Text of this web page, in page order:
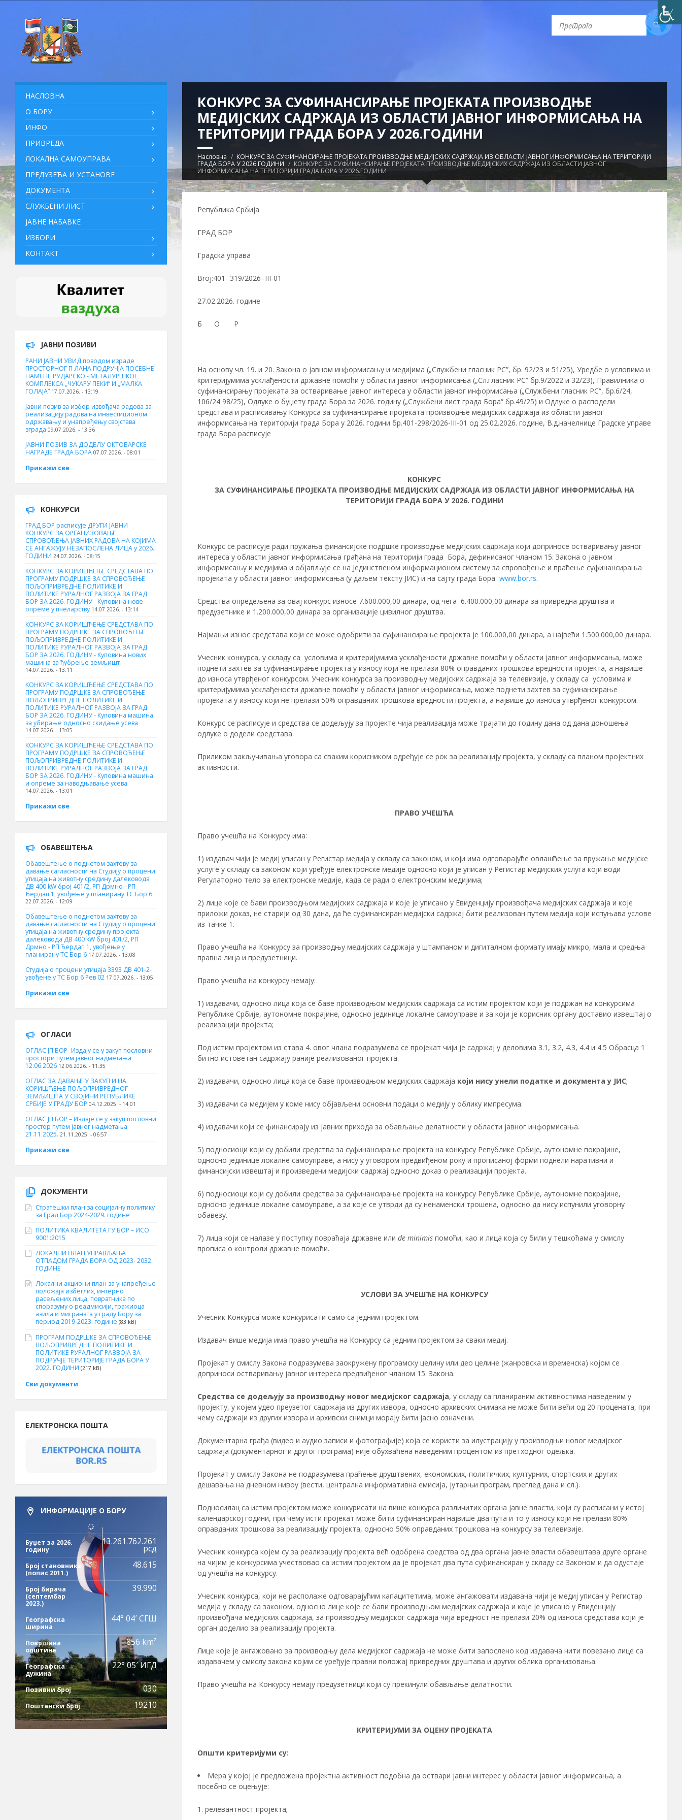
КОНКУРС ЗА СУФИНАНСИРАЊЕ ПРОJЕКАТА ПРОИЗВОДЊЕ
МЕДИЈСКИХ САДРЖАЈА ИЗ ОБЛАСТИ JАВНОГ ИНФОРМИСАЊА НА
ТЕРИТОРИЈИ ГРАДА БОРА У 2026.ГОДИНИ
Насловна
КОНКУРС ЗА СУФИНАНСИРАЊЕ ПРОJЕКАТА ПРОИЗВОДЊЕ МЕДИЈСКИХ САДРЖАЈА ИЗ ОБЛАСТИ JАВНОГ ИНФОРМИСАЊА НА ТЕРИТОРИЈИ
ГРАДА БОРА У 2026.ГОДИНИ
КОНКУРС ЗА СУФИНАНСИРАЊЕ ПРОJЕКАТА ПРОИЗВОДЊЕ МЕДИЈСКИХ САДРЖАЈА ИЗ ОБЛАСТИ JАВНОГ
ИНФОРМИСАЊА НА ТЕРИТОРИЈИ ГРАДА БОРА У 2026.ГОДИНИ
Република Србија
ГРАД БОР
Градска управа
Broj:401- 319/2026–III-01
27.02.2026. године
Б O Р
На основу чл. 19. и 20. Закона о јавном информисању и медијима („Службени гласник РС”, бр. 92/23 и 51/25), Уредбе о условима и
критеријумима усклађености државне помоћи у области јавног информисања („Сл.гласник РС“ бр.9/2022 и 32/23), Правилника о
суфинансирању пројеката за остваривање јавног интереса у области јавног информисања („Службени гласник РС“, бр.6/24,
106/24 98/25), Одлуке о буџету града Бора за 2026. годину („Службени лист града Бора“ бр.49/25) и Одлуке о расподели
средстава и расписивању Конкурса за суфинансирање пројеката производње медијских садржаја из области јавног
информисања на територији града Бора у 2026. години бр.401-298/2026-III-01 oд 25.02.2026. године, В.д.начелнице Градске управе
града Бора расписује
КОНКУРС
ЗА СУФИНАНСИРАЊЕ ПРОJЕКАТА ПРОИЗВОДЊЕ МЕДИЈСКИХ САДРЖАЈА ИЗ ОБЛАСТИ JАВНОГ ИНФОРМИСАЊА НА
ТЕРИТОРИЈИ ГРАДА БОРА У 2026. ГОДИНИ
Конкурс се расписује ради пружања финансијске подршке производње медијских садржаја који доприносе остваривању јавног
интереса у области јавног информисања грађана на територији града Бора, дефинисаног чланом 15. Закона о јавном
информисању и медијима и објављује се на Јединственом информационом систему за спровођење и праћење суфинансирања
пројеката у области јавног информисања (у даљем тексту ЈИС) и на сајту града Бора www.bor.rs.
Средства опредељена за овај конкурс износе 7.600.000,00 динара, од чега 6.400.000,00 динара за привредна друштва и
предузетнике и 1.200.000,00 динара за организације цивилног друштва.
Најмањи износ средстава који се може одобрити за суфинансирање пројекта је 100.000,00 динара, а највећи 1.500.000,00 динара.
Учесник конкурса, у складу са условима и критеријумима усклађености државне помоћи у области јавног информисања, може
поднети захтев за суфинансирање пројекта у износу који не прелази 80% оправданих трошкова вредности пројекта, а највише
до износа утврђеног конкурсом. Учесник конкурса за производњу медијских садржаја за телевизије, у складу са условима и
критеријумима усклађености државне помоћи у области јавног информисања, може поднети захтев за суфинансирање
пројеката у износу који не прелази 50% оправданих трошкова вредности пројекта, а највише до износа утврђеног конкурсом.
Конкурс се расписује и средства се додељују за пројекте чија реализација може трајати до годину дана од дана доношења
одлуке о додели средстава.
Приликом закључивања уговора са сваким корисником одређује се рок за реализацију пројекта, у складу са планом пројектних
активности.
ПРАВО УЧЕШЋА
Право учешћа на Конкурсу има:
1) издавач чији је медиј уписан у Регистар медија у складу са законом, и који има одговарајуће овлашћење за пружање медијске
услуге у складу са законом који уређује електронске медије односно који је уписан у Регистар медијских услуга који води
Регулаторно тело за електронске медије, када се ради о електронским медијима;
2) лице које се бави производњом медијских садржаја и које je уписано у Евиденцију произвођача медијских садржаја и које
приложи доказ, не старији од 30 дана, да ће суфинансиран медијски садржај бити реализован путем медија који испуњава услове
из тачке 1.
Право учешћа на Конкурсу за производњу медијских садржаја у штампаном и дигиталном формату имају микро, мала и средња
правна лица и предузетници.
Право учешћа на конкурсу немају:
1) издавачи, односно лица која се баве производњом медијских садржаја са истим пројектом који је подржан на конкурсима
Републике Србије, аутономне покрајине, односно јединице локалне самоуправе и за који је корисник органу доставио извештај о
реализацији пројекта;
Под истим пројектом из става 4. овог члана подразумева се пројекат чији је садржај у деловима 3.1, 3.2, 4.3, 4.4 и 4.5 Обрасца 1
битно истоветан садржају раније реализованог пројекта.
2) издавачи, односно лица која се баве производњом медијских садржаја који нису унели податке и документа у ЈИС;
3) издавачи са медијем у коме нису објављени основни подаци о медију у облику импресума.
4) издавачи који се финансирају из јавних прихода за обављање делатности у области јавног информисања.
5) подносиоци који су добили средства за суфинансирање пројекта на конкурсу Републике Србије, аутономне покрајине,
односно јединице локалне самоуправе, а нису у уговором предвиђеном року и прописаној форми поднели наративни и
финансијски извештај и произведени медијски садржај односно доказ о реализацији пројекта.
6) подносиоци који су добили средства за суфинансирање пројекта на конкурсу Републике Србије, аутономне покрајине,
односно јединице локалне самоуправе, а за које се утврди да су ненаменски трошена, односно да нису испунили уговорну
обавезу.
7) лица који се налазe у поступку повраћаја државне или de minimisпомоћи, као и лица која су били у тешкоћама у смислу
прописа о контроли државне помоћи.
УСЛОВИ ЗА УЧЕШЋЕ НА КОНКУРСУ
Учесник Конкурса може конкурисати само са jедним проjектом.
Издавач више медија има право учешћа на Конкурсу са једним пројектом за сваки медиј.
Пројекат у смислу Закона подразумева заокружену програмску целину или део целине (жанровска и временска) којом се
доприноси остваривању јавног интереса предвиђеног чланом 15. Закона.
Средства се додељују за производњу новог медијског садржаја, у складу са планираним активностима наведеним у
пројекту, у којем удео преузетог садржаја из других извора, односно архивских снимака не може бити већи од 20 процената, при
чему садржаји из других извора и архивски снимци морају бити јасно означени.
Документарна грађа (видео и аудио записи и фотографије) која се користи за илустрацију у производњи новог медијског
садржаја (документарног и другог програма) није обухваћена наведеним процентом из претходног одељка.
Пројекат у смислу Закона не подразумева праћење друштвених, економских, политичких, културних, спортских и других
дешавања на дневном нивоу (вести, централна информативна емисија, јутарњи програм, преглед дана и сл.).
Подносилац са истим пројектом може конкурисати на више конкурса различитих органа јавне власти, који су расписани у истој
календарској години, при чему исти пројекат може бити суфинансиран највише два пута и то у износу који не прелази 80%
оправданих трошкова за реализацију пројекта, односно 50% оправданих трошкова на конкурсу за телевизије.
Учесник конкурса којем су за реализацију пројекта већ одобрена средства од два органа јавне власти обавештава друге органе
на чијим је конкурсима учествовао са истим пројектом да је пројекат два пута суфинансиран у складу са Законом и да одустаје
од учешћа на конкурсу.
Учесник конкурса, који не располаже одговарајућим капацитетима, може ангажовати издавача чији је медиј уписан у Регистар
медија у складу са законом, односно лице које се бави производњом медијских садржаја и које је уписано у Евиденцију
произвођача медијских садржаја, за производњу медијског садржаја чија вредност не прелази 20% од износа средстава који је
орган доделио за реализацију пројекта.
Лице које је ангажовано за производњу дела медијског садржаја не може бити запослено код издавача нити повезано лице са
издавачем у смислу закона којим се уређује правни положај привредних друштава и других облика организовања.
Право учешћа на Конкурсу немају предузетници који су прекинули обављање делатности.
КРИТЕРИЈУМИ ЗА ОЦЕНУ ПРОЈЕКАТА
Општи критеријуми су:
Мера у којој је предложена пројектна активност подобна да оствари јавни интерес у области јавног информисања, а
посебно се оцењује:
релевантност пројекта;
НАСЛОВНА
О БОРУ
ИНФО
ПРИВРЕДА
ЛОКАЛНА САМОУПРАВА
ПРЕДУЗЕЋА И УСТАНОВЕ
ДОКУМЕНТА
СЛУЖБЕНИ ЛИСТ
ЈАВНЕ НАБАВКЕ
ИЗБОРИ
КОНТАКТ
ЈАВНИ ПОЗИВИ
РАНИ ЈАВНИ УВИД поводом израде
ПРОСТОРНОГ П ЛАНА ПОДРУЧЈА ПОСЕБНЕ
НАМЕНЕ РУДАРСКО - МЕТАЛУРШКОГ
КОМПЛЕКСА „ЧУКАРУ ПЕКИ” И „МАЛКА
ГОЛАЈА” 17.07.2026. - 13:19
Јавни позив за избор извођача радова за
реализацију радова на инвестиционом
одржавању и унапређењу својстава
зграда 09.07.2026. - 13:36
ЈАВНИ ПОЗИВ ЗА ДОДЕЛУ ОКТOБАРСКЕ
НАГРАДЕ ГРАДА БОРА 07.07.2026. - 08:01
Прикажи све
КОНКУРСИ
ГРАД БОР расписује ДРУГИ ЈАВНИ
КОНКУРС ЗА ОРГАНИЗОВАЊЕ
СПРОВОЂЕЊА ЈАВНИХ РАДОВА НА КОЈИМА
СЕ АНГАЖУЈУ НЕЗАПОСЛЕНА ЛИЦА у 2026.
ГОДИНИ 24.07.2026. - 08:15
КОНКУРС ЗА КОРИШЋЕЊЕ СРЕДСТАВА ПО
ПРОГРАМУ ПОДРШКЕ ЗА СПРОВОЂЕЊЕ
ПОЉОПРИВРЕДНЕ ПОЛИТИКЕ И
ПОЛИТИКЕ РУРАЛНОГ РАЗВОЈА ЗА ГРАД
БОР ЗА 2026. ГОДИНУ - Куповина нове
опреме у пчеларству 14.07.2026. - 13:14
КОНКУРС ЗА КОРИШЋЕЊЕ СРЕДСТАВА ПО
ПРОГРАМУ ПОДРШКЕ ЗА СПРОВОЂЕЊЕ
ПОЉОПРИВРЕДНЕ ПОЛИТИКЕ И
ПОЛИТИКЕ РУРАЛНОГ РАЗВОЈА ЗА ГРАД
БОР ЗА 2026. ГОДИНУ - Куповина нових
машина за ђубрење земљишт
14.07.2026. - 13:11
КОНКУРС ЗА КОРИШЋЕЊЕ СРЕДСТАВА ПО
ПРОГРАМУ ПОДРШКЕ ЗА СПРОВОЂЕЊЕ
ПОЉОПРИВРЕДНЕ ПОЛИТИКЕ И
ПОЛИТИКЕ РУРАЛНОГ РАЗВОЈА ЗА ГРАД
БОР ЗА 2026. ГОДИНУ - Куповинa машина
за убирање односно скидање усева
14.07.2026. - 13:05
КОНКУРС ЗА КОРИШЋЕЊЕ СРЕДСТАВА ПО
ПРОГРАМУ ПОДРШКЕ ЗА СПРОВОЂЕЊЕ
ПОЉОПРИВРЕДНЕ ПОЛИТИКЕ И
ПОЛИТИКЕ РУРАЛНОГ РАЗВОЈА ЗА ГРАД
БОР ЗА 2026. ГОДИНУ - Куповина машина
и опреме за наводњавање усева
14.07.2026. - 13:01
Прикажи све
ОБАВЕШТЕЊА
Обавештење о поднетом захтеву за
давање сагласности на Студију о процени
утицаја на животну средину далековода
ДВ 400 kW број 401/2, РП Дрмно - РП
Ђердап 1, увођење у планирану ТС Бор 6
22.07.2026. - 12:09
Обавештење о поднетом захтеву за
давање сагласности на Студију о процени
утицаја на животну средину пројекта
далековода ДВ 400 kW број 401/2, РП
Дрмно - РП Ђердап 1, увођење у
планирану ТС Бор 6 17.07.2026. - 13:08
Студија о процени утицаја 3393 ДВ 401-2-
увођене у ТС Бор 6 Рев 02 17.07.2026. - 13:05
Прикажи све
ОГЛАСИ
ОГЛАС ЈП БОР- Издају се у закуп пословни
простори путем јавног надметања
12.06.2026 12.06.2026. - 11:35
ОГЛАС ЗА ДАВАЊЕ У ЗАКУП И НА
КОРИШЋЕЊЕ ПОЉОПРИВРЕДНОГ
ЗЕМЉИШТА У СВОЈИНИ РЕПУБЛИКЕ
СРБИЈЕ У ГРАДУ БОР 04.12.2025. - 14:01
ОГЛАС ЈП БОР – Издаје се у закуп пословни
простор путем јавног надметања
21.11.2025. 21.11.2025. - 06:57
Прикажи све
ДОКУМЕНТИ
Стратешки план за социјалну политику
за Град Бор 2024-2029. године
ПОЛИТИКА КВАЛИТЕТА ГУ БОР – ИСО
9001:2015
ЛОКАЛНИ ПЛАН УПРАВЉАЊА
ОТПАДОМ ГРАДА БОРА ОД 2023- 2032.
ГОДИНЕ
Локални акциони план за унапређење
положаја избеглих, интерно
расељених лица, повратника по
споразуму о реадмисији, тражиоца
азила и миграната у граду Бору за
период 2019-2023. године (83 kB)
ПРОГРАМ ПОДРШКЕ ЗА СПРОВОЂЕЊЕ
ПОЉОПРИВРЕДНЕ ПОЛИТИКЕ И
ПОЛИТИКЕ РУРАЛНОГ РАЗВОЈА ЗА
ПОДРУЧЈЕ ТЕРИТОРИЈЕ ГРАДА БОРА У
2022. ГОДИНИ (217 kB)
Сви документи
ЕЛЕКТРОНСКА ПОШТА
ИНФОРМАЦИЈЕ О БОРУ
Буџет за 2026.
годину
13.261.762.261
рсд
Број становника
(попис 2011.)
48.615
Број бирача
(септембар
2023.)
39.990
Географска
ширина
44° 04′ СГШ
Површина
општине
856 km²
Географска
дужина
22° 05′ ИГД
Позивни број 030
Поштански број 19210